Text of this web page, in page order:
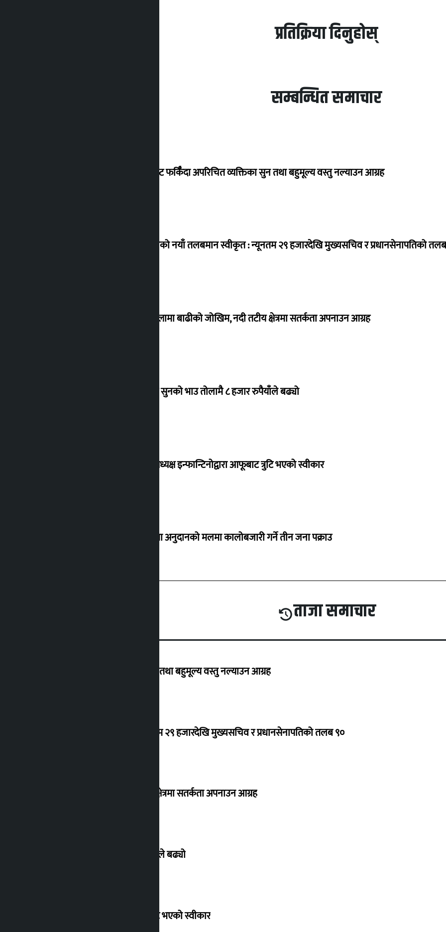
प्रतिक्रिया दिनुहोस्
सम्बन्धित समाचार
विदेशबाट फर्किँदा अपरिचित व्यक्तिका सुन तथा बहुमूल्य वस्तु नल्याउन आग्रह
कर्मचारीको नयाँ तलबमान स्वीकृत : न्यूनतम २९ हजारदेखि मुख्यसचिव र प्रधानसेनापतिको
३० जिल्लामा बाढीको जोखिम, नदी तटीय क्षेत्रमा सतर्कता अपनाउन आग्रह
बिहिबार सुनको भाउ तोलामै ८ हजार रुपैयाँले बढ्यो
फिफा अध्यक्ष इन्फान्टिनोद्वारा आफूबाट त्रुटि भएको स्वीकार
सर्लाहीमा अनुदानको मलमा कालोबजारी गर्ने तीन जना पक्राउ
ताजा समाचार
विदेशबाट फर्किँदा अपरिचित व्यक्तिका सुन तथा बहुमूल्य वस्तु नल्याउन आग्रह
कर्मचारीको नयाँ तलबमान स्वीकृत : न्यूनतम २९ हजारदेखि मुख्यसचिव र प्रधानसेनापतिको तलब ९०
३० जिल्लामा बाढीको जोखिम, नदी तटीय क्षेत्रमा सतर्कता अपनाउन आग्रह
बिहिबार सुनको भाउ तोलामै ८ हजार रुपैयाँले बढ्यो
फिफा अध्यक्ष इन्फान्टिनोद्वारा आफूबाट त्रुटि भएको स्वीकार